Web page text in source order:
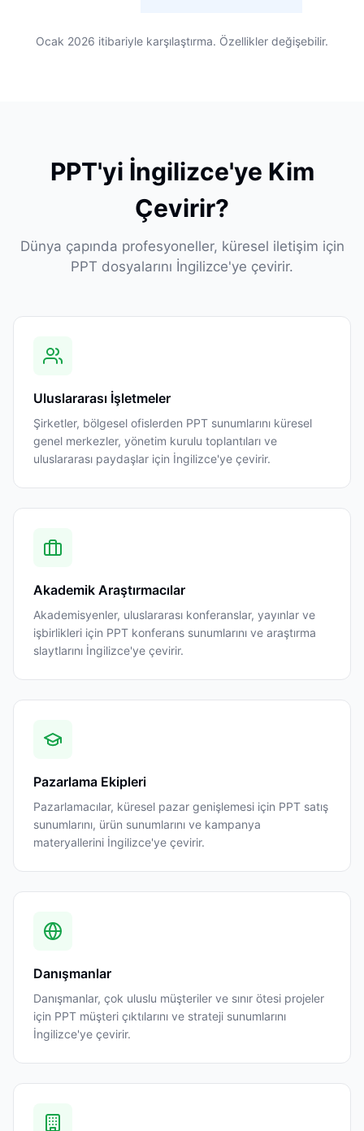
Ocak 2026 itibariyle karşılaştırma. Özellikler değişebilir.
PPT'yi İngilizce'ye Kim
Çevirir?
Dünya çapında profesyoneller, küresel iletişim için
PPT dosyalarını İngilizce'ye çevirir.
Uluslararası İşletmeler
Şirketler, bölgesel ofislerden PPT sunumlarını küresel
genel merkezler, yönetim kurulu toplantıları ve
uluslararası paydaşlar için İngilizce'ye çevirir.
Akademik Araştırmacılar
Akademisyenler, uluslararası konferanslar, yayınlar ve
işbirlikleri için PPT konferans sunumlarını ve araştırma
slaytlarını İngilizce'ye çevirir.
Pazarlama Ekipleri
Pazarlamacılar, küresel pazar genişlemesi için PPT satış
sunumlarını, ürün sunumlarını ve kampanya
materyallerini İngilizce'ye çevirir.
Danışmanlar
Danışmanlar, çok uluslu müşteriler ve sınır ötesi projeler
için PPT müşteri çıktılarını ve strateji sunumlarını
İngilizce'ye çevirir.